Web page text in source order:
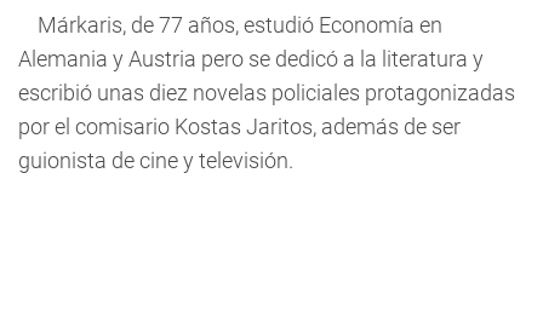
Márkaris, de 77 años, estudió Economía en
Alemania y Austria pero se dedicó a la literatura y
escribió unas diez novelas policiales protagonizadas
por el comisario Kostas Jaritos, además de ser
guionista de cine y televisión.